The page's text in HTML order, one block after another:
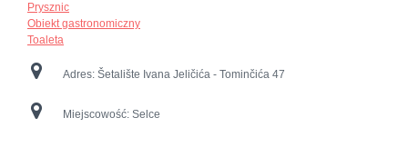
Prysznic
Obiekt gastronomiczny
Toaleta
Adres: Šetalište Ivana Jeličića - Tominčića 47
Miejscowość: Selce